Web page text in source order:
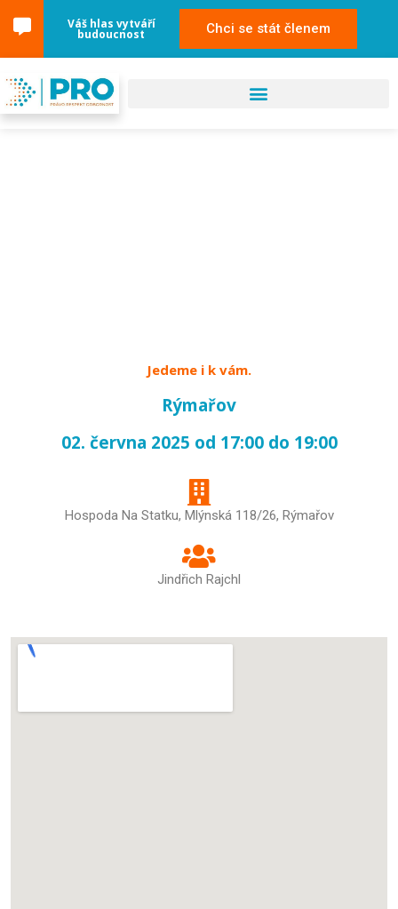
Váš hlas vytváří
budoucnost Chci se stát členem
Jedeme i k vám.
Rýmařov
02. června 2025 od 17:00 do 19:00
Hospoda Na Statku, Mlýnská 118/26, Rýmařov
Jindřich Rajchl